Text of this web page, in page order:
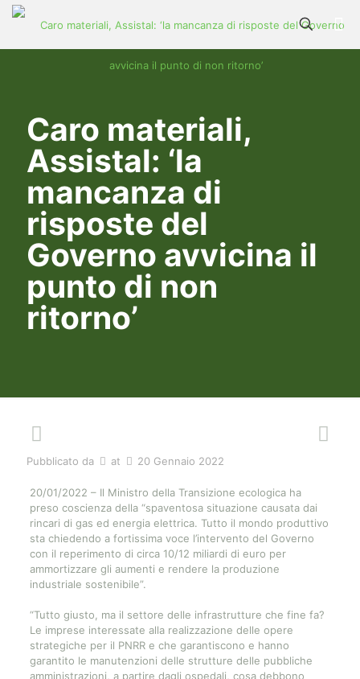
Caro materiali,
Assistal: ‘la
mancanza di
risposte del
Governo avvicina il
punto di non
ritorno’
Pubblicato da at 20 Gennaio 2022
20/01/2022 – Il Ministro della Transizione ecologica ha
preso coscienza della “spaventosa situazione causata dai
rincari di gas ed energia elettrica. Tutto il mondo produttivo
sta chiedendo a fortissima voce l’intervento del Governo
con il reperimento di circa 10/12 miliardi di euro per
ammortizzare gli aumenti e rendere la produzione
industriale sostenibile”.
“Tutto giusto, ma il settore delle infrastrutture che fine fa?
Le imprese interessate alla realizzazione delle opere
strategiche per il PNRR e che garantiscono e hanno
garantito le manutenzioni delle strutture delle pubbliche
amministrazioni, a partire dagli ospedali, cosa debbono